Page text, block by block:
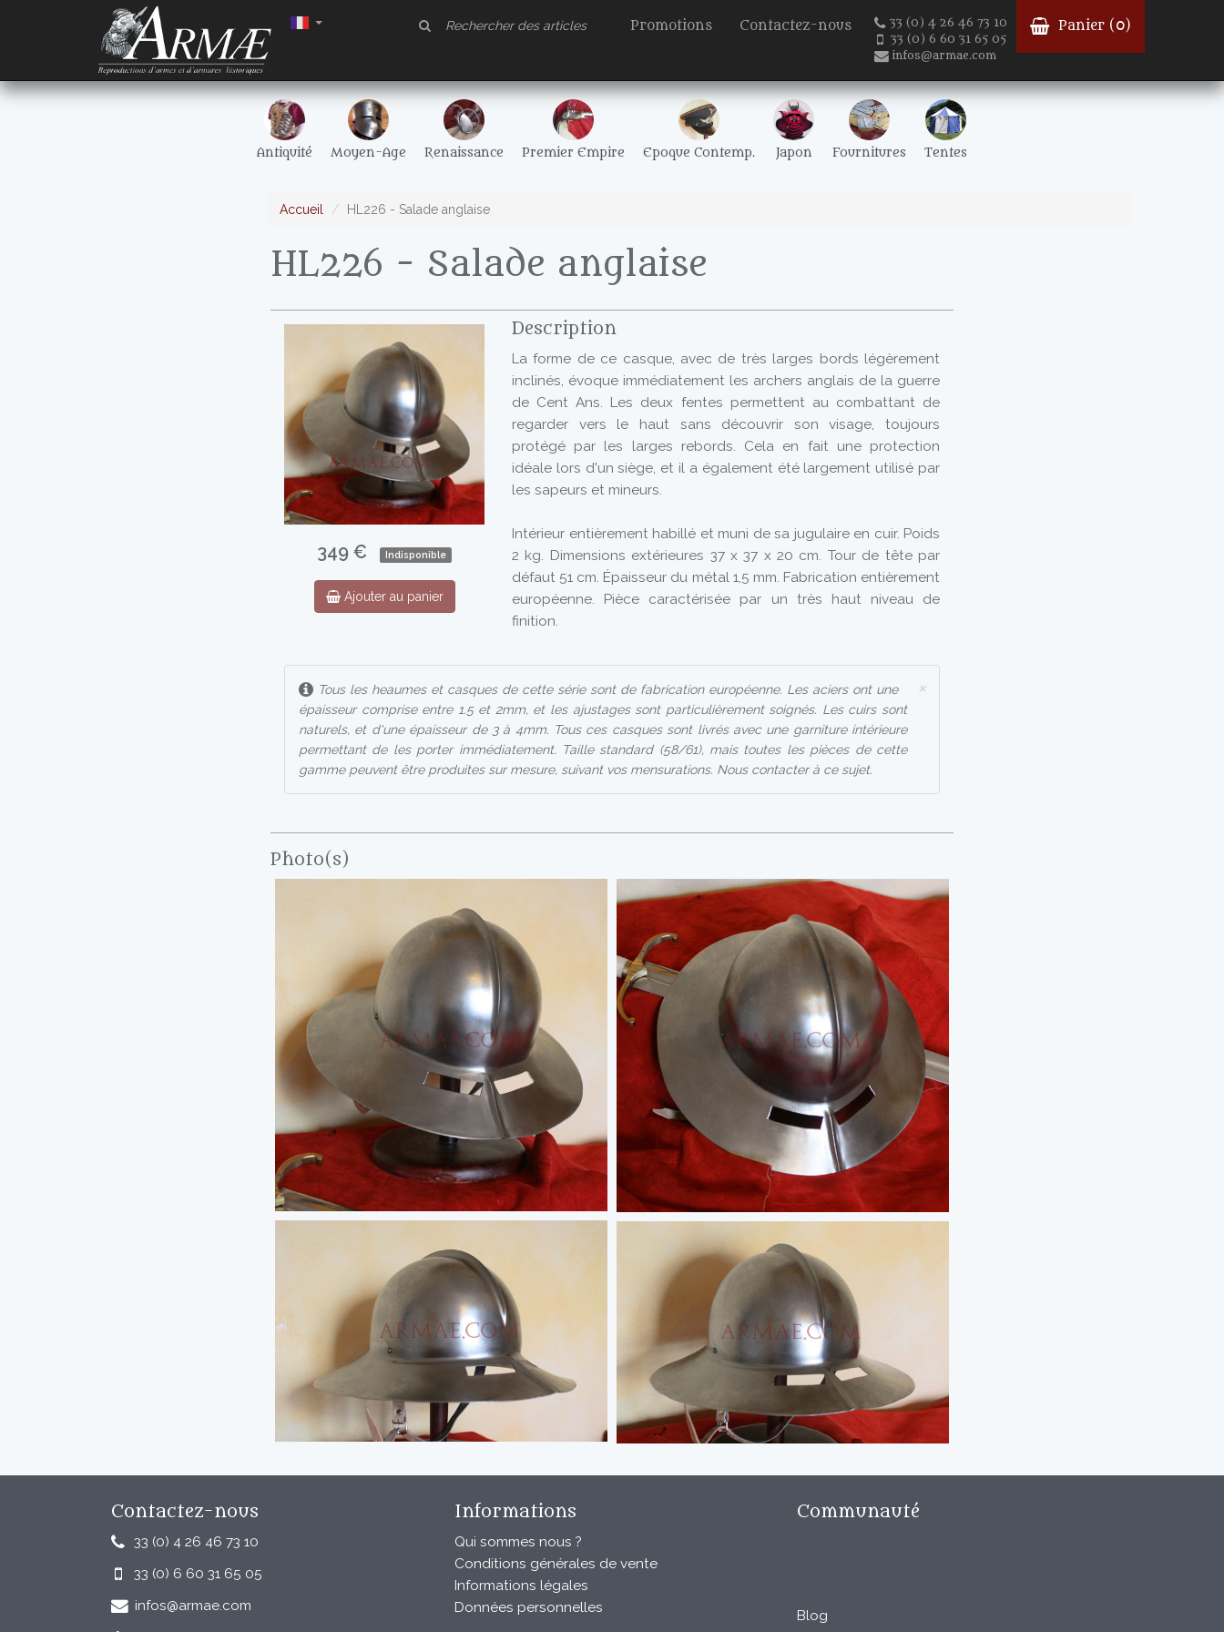
Promotions Contactez-nous
33 (0) 4 26 46 73 10
33 (0) 6 60 31 65 05
infos@armae.com
Panier ( 0)
Antiquité Moyen-Age Renaissance Premier Empire Epoque Contemp. Japon Fournitures Tentes
Accueil HL226 - Salade anglaise
HL226 - Salade anglaise
349 € Indisponible
Ajouter au panier
Description
La forme de ce casque, avec de très larges bords légèrement
inclinés, évoque immédiatement les archers anglais de la guerre
de Cent Ans. Les deux fentes permettent au combattant de
regarder vers le haut sans découvrir son visage, toujours
protégé par les larges rebords. Cela en fait une protection
idéale lors d'un siège, et il a également été largement utilisé par
les sapeurs et mineurs.
Intérieur entièrement habillé et muni de sa jugulaire en cuir. Poids
2 kg. Dimensions extérieures 37 x 37 x 20 cm. Tour de tête par
défaut 51 cm. Épaisseur du métal 1,5 mm. Fabrication entièrement
européenne. Pièce caractérisée par un très haut niveau de
finition.
×
Tous les heaumes et casques de cette série sont de fabrication européenne. Les aciers ont une
épaisseur comprise entre 1.5 et 2mm, et les ajustages sont particulièrement soignés. Les cuirs sont
naturels, et d'une épaisseur de 3 à 4mm. Tous ces casques sont livrés avec une garniture intérieure
permettant de les porter immédiatement. Taille standard (58/61), mais toutes les pièces de cette
gamme peuvent être produites sur mesure, suivant vos mensurations. Nous contacter à ce sujet.
Photo(s)
Contactez-nous
33 (0) 4 26 46 73 10
33 (0) 6 60 31 65 05
infos@armae.com
Informations
Qui sommes nous ?
Conditions générales de vente
Informations légales
Données personnelles
Communauté
Blog